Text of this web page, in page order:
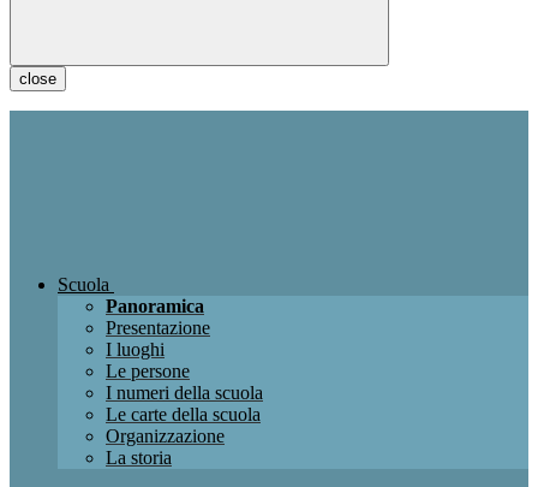
close
Scuola
Panoramica
Presentazione
I luoghi
Le persone
I numeri della scuola
Le carte della scuola
Organizzazione
La storia